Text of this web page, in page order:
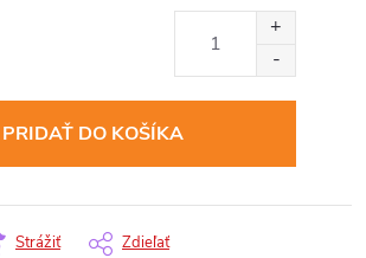
PRIDAŤ DO KOŠÍKA
Strážiť Zdieľať